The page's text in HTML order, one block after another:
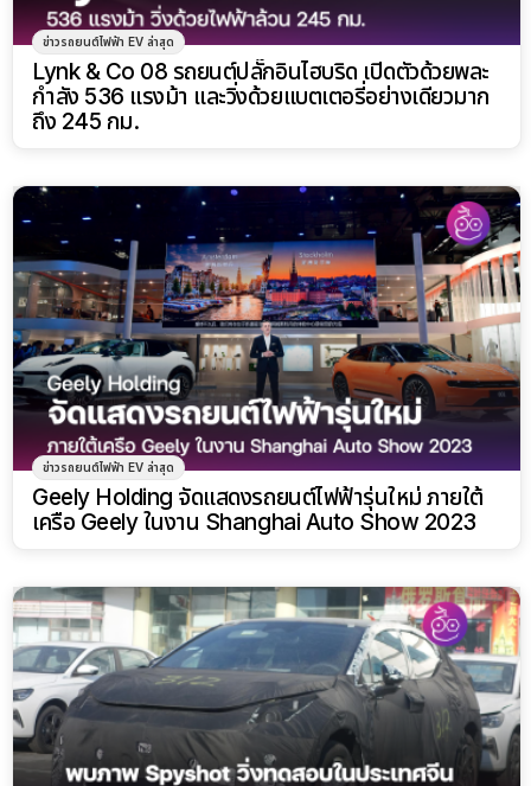
ข่าวรถยนต์ไฟฟ้า EV ล่าสุด
Lynk & Co 08 รถยนต์ปลั๊กอินไฮบริด เปิดตัวด้วยพละ
กำลัง 536 แรงม้า และวิ่งด้วยแบตเตอรี่อย่างเดียวมาก
ถึง 245 กม.
ข่าวรถยนต์ไฟฟ้า EV ล่าสุด
Geely Holding จัดแสดงรถยนต์ไฟฟ้ารุ่นใหม่ ภายใต้
เครือ Geely ในงาน Shanghai Auto Show 2023